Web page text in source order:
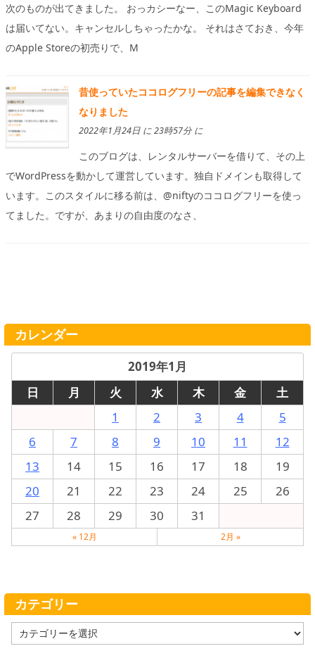
次のものが出てきました。 おっカシーなー、このMagic Keyboard
は届いてない。キャンセルしちゃったかな。 それはさておき、今年
のApple Storeの初売りで、M
昔使っていたココログフリーの記事を編集できなく
なりました
2022年1月24日 に 23時57分 に
このブログは、レンタルサーバーを借りて、その上
でWordPressを動かして運営しています。独自ドメインも取得して
います。このスタイルに移る前は、@niftyのココログフリーを使っ
てました。ですが、あまりの自由度のなさ、
カレンダー
2019年1月
日
月 火 水 木 金
土
1
2 3 4
5
6
7 8 9 10 11
12
13
14 15 16 17 18
19
20
21 22 23 24 25
26
27
28 29 30 31
« 12月 2月 »
カテゴリー
テ